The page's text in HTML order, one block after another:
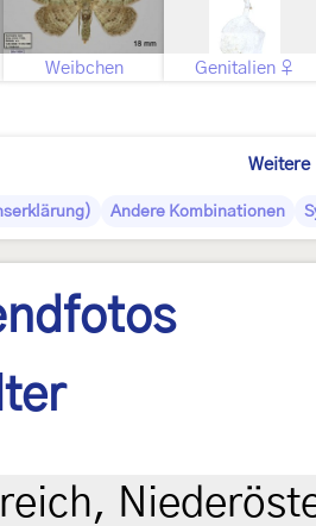
Weibchen Genitalien ♀
Weitere
Andere Kombinationen